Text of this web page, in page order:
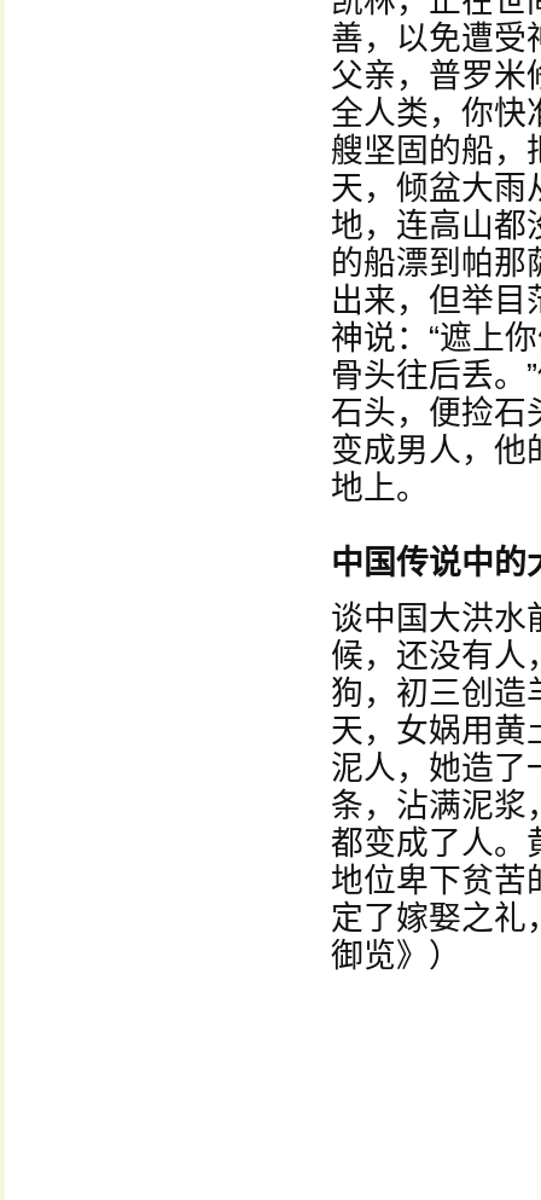
善，以免遭受
父亲，普罗米
全人类，你快
艘坚固的船，
天，倾盆大雨
地，连高山都
的船漂到帕那
出来，但举目
神说：“遮上
骨头往后丢。
石头，便捡石
变成男人，他
地上。
中国传说中的
谈中国大洪水
候，还没有人
狗，初三创造
天，女娲用黄
泥人，她造了
条，沾满泥浆
都变成了人。
地位卑下贫苦
定了嫁娶之礼
御览》）